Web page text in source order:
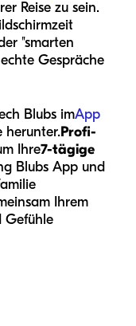
Reise zu sein.
"smarten
Gespräche
Blubs imApp
herunter.Profi-
Ihre7-tägige
Blubs App und
Ihrem
Gefühle